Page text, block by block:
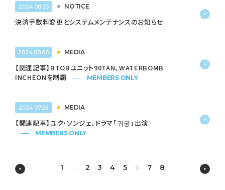
2024.08.23 NOTICE
決済手数料変更とシステムメンテナンスのお知らせ
2024.08.06 MEDIA
【関連記事】BTOBユニット90TAN、WATERBOMB
INCHEONを制覇
MEMBERS ONLY
2024.07.25 MEDIA
【関連記事】ユク・ソンジェ、ドラマ「귀궁」出演
MEMBERS ONLY
1 … 2 3 4 5 6 7 8